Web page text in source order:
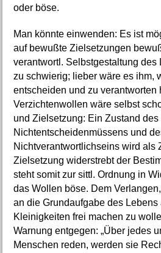
oder böse.
Man könnte einwenden: Es ist
auf bewußte Zielsetzungen
verantwortl. Selbstgestaltung des
zu schwierig; lieber wäre es ihm,
entscheiden und zu verantworten
Verzichtenwollen wäre selbst
und Zielsetzung: Ein Zustand des
Nichtentscheidenmüssens und
Nichtverantwortlichseins wird als
Zielsetzung widerstrebt der
steht somit zur sittl. Ordnung in
das Wollen böse. Dem
an die Grundaufgabe des Lebens
Kleinigkeiten frei machen zu
Warnung entgegen: „Über jedes
Menschen reden, werden sie